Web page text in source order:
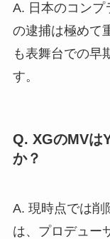
A. 日本のコンプ
の逮捕は極めて
も表舞台での早
す。
Q. XGのMVは
か？
A. 現時点では削
は、プロデュー